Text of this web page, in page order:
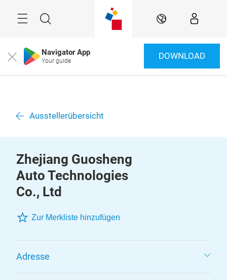
Suche DE
Close Navigator App
Your guide DOWNLOAD
Ausstellerübersicht
Zhejiang Guosheng
Auto Technologies
Co., Ltd
Zur Merkliste hinzufügen
Adresse